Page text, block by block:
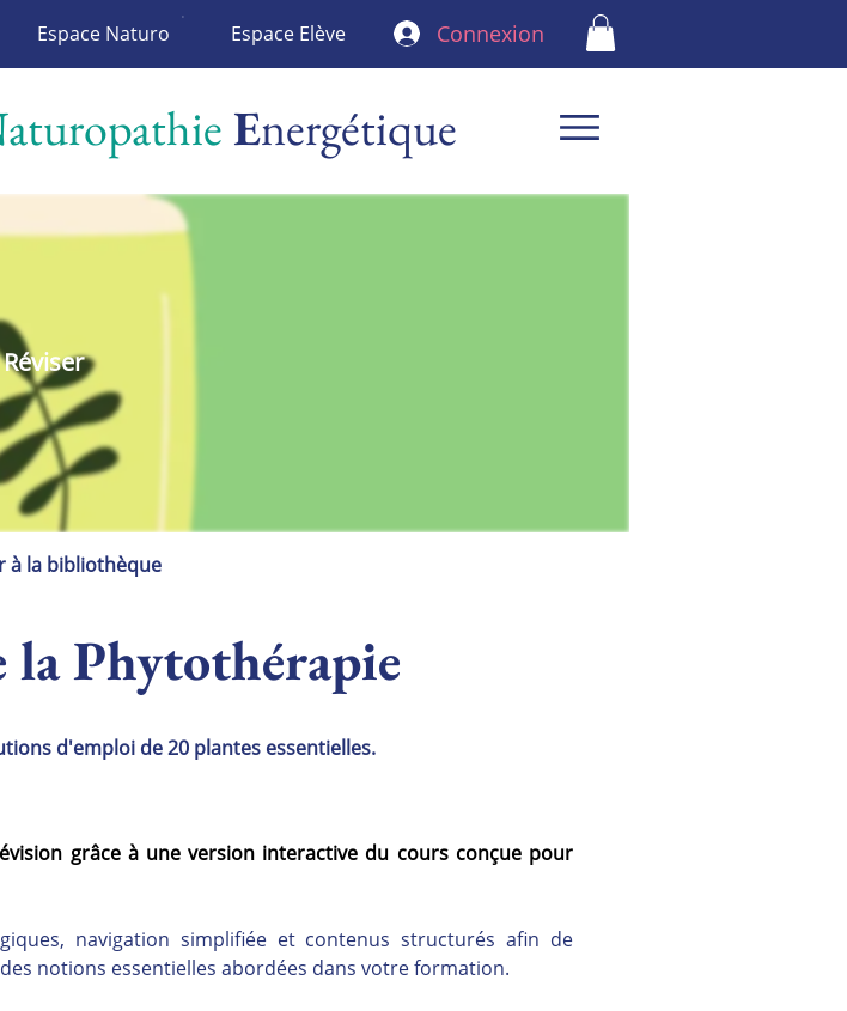
Espace Elève
Espace Naturo Connexion
aturopathie Energétique
Réviser
à la bibliothèque
la Phytothérapie
d'emploi de 20 plantes essentielles.
grâce à une version interactive du cours conçue pour
navigation simplifiée et contenus structurés afin de
notions essentielles abordées dans votre formation.